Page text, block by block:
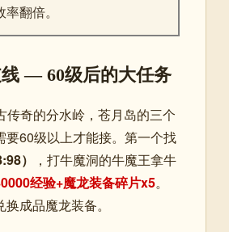
翻倍。
— 60级后的大任务
传奇的分水岭，苍月岛的三个
要60级以上才能接。第一个找
）
，打牛魔洞的牛魔王拿牛
经验+魔龙装备碎片x5。
成品魔龙装备。